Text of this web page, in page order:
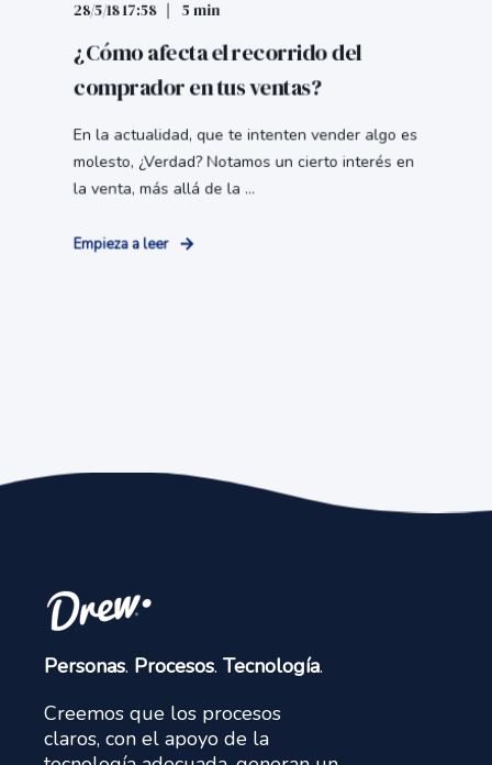
28/5/18 17:58 5 min
¿Cómo afecta el recorrido del
comprador en tus ventas?
En la actualidad, que te intenten vender algo es
molesto, ¿Verdad? Notamos un cierto interés en
la venta, más allá de la ...
Empieza a leer
Personas. Procesos. Tecnología.
Creemos que los procesos
claros, con el apoyo de la